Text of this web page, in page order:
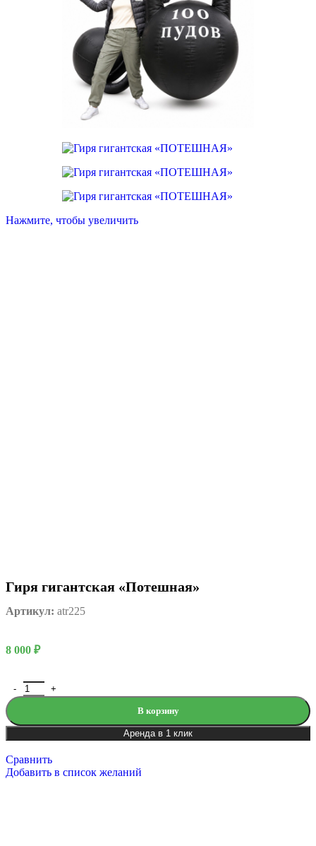
Нажмите, чтобы увеличить
Гиря гигантская «Потешная»
Артикул: atr225
8 000 ₽
В корзину
Аренда в 1 клик
Сравнить
Добавить в список желаний